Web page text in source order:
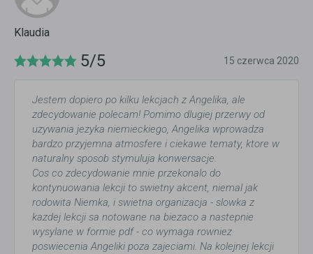
Klaudia
5/5 15 czerwca 2020
Jestem dopiero po kilku lekcjach z Angelika, ale
zdecydowanie polecam! Pomimo dlugiej przerwy od
uzywania jezyka niemieckiego, Angelika wprowadza
bardzo przyjemna atmosfere i ciekawe tematy, ktore w
naturalny sposob stymuluja konwersacje.
Cos co zdecydowanie mnie przekonalo do
kontynuowania lekcji to swietny akcent, niemal jak
rodowita Niemka, i swietna organizacja - slowka z
kazdej lekcji sa notowane na biezaco a nastepnie
wysylane w formie pdf - co wymaga rowniez
poswiecenia Angeliki poza zajeciami. Na kolejnej lekcji